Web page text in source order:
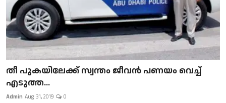
​​​​​​​തീ പുകയിലേക്ക് സ്വന്തം ജീവന്‍ പണയം വെച്ച്
എടുത്ത...
Admin Aug 31, 2019 0